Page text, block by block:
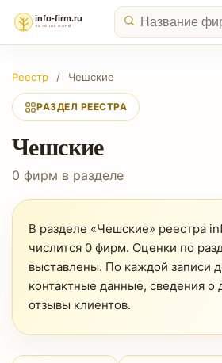
Реестр / Чешские
РАЗДЕЛ РЕЕСТРА
Чешские
0 фирм в разделе
В разделе «Чешские» реестра
числится 0 фирм. Оценки по
выставлены. По каждой записи
контактные данные, сведения о
отзывы клиентов.